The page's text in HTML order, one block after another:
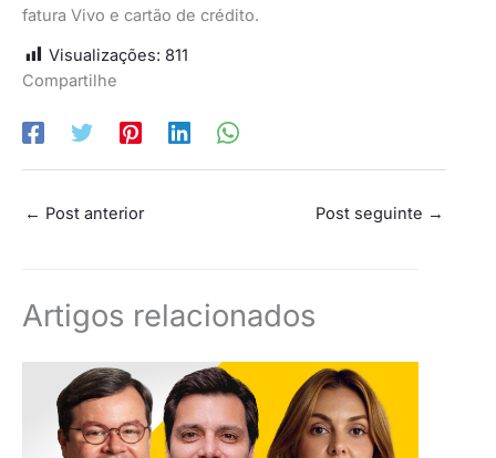
fatura Vivo e cartão de crédito.
Visualizações: 811
Compartilhe
← Post anterior Post seguinte →
Artigos relacionados